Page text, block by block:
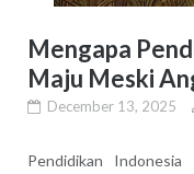
Mengapa
Maju Meski
December 13, 2025
Pendidikan